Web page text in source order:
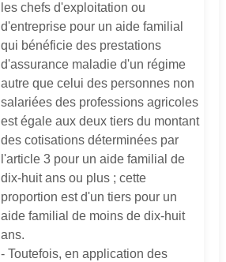
les chefs d'exploitation ou
d'entreprise pour un aide familial
qui bénéficie des prestations
d'assurance maladie d'un régime
autre que celui des personnes non
salariées des professions agricoles
est égale aux deux tiers du montant
des cotisations déterminées par
l'article 3 pour un aide familial de
dix-huit ans ou plus ; cette
proportion est d'un tiers pour un
aide familial de moins de dix-huit
ans.
- Toutefois, en application des